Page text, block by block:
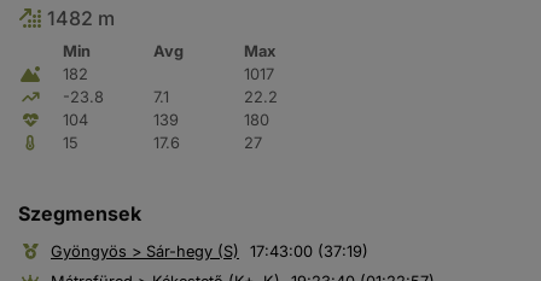
1482 m
Min Avg
Max
182
1017
-23.8
7.1
22.2
104
139
180
15
17.6 27
Szegmensek
Gyöngyös > Sár-hegy (S)
17:43:00 (37:19)